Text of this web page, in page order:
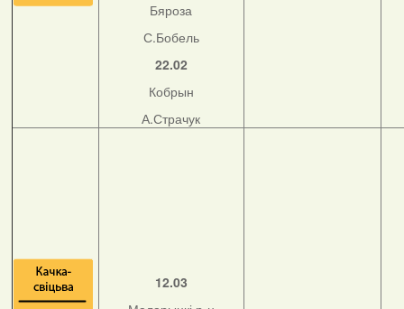
Бяроза
С.Бобель
22.02
Кобрын
А.Страчук
12.03